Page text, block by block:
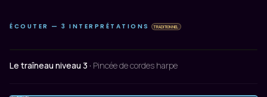
ÉCOUTER — 3 INTERPRÉTATIONS TRADITIONNEL
Le traîneau niveau 3 · Pincée de cordes harpe